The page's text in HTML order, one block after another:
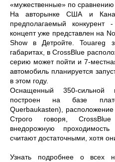
«мужественные» по
На авторынке США и
предполагаемый конкурент
концепт уже представлен на
Show в Детройте. Touareg
габаритах, в CrossBlue
серию может пойти и 7-
автомобиль планируется
в этом году.
Оснащенный 350-сильной
построен на базе
Querbaukasten), расположение
Строго говоря,
внедорожную проходимость
считают достаточными, хотя
Узнать подробнее о